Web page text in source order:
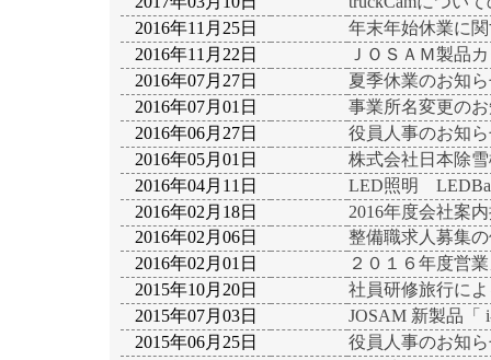
2016年11月25日
年末年始休業に
2016年11月22日
ＪＯＳＡＭ製品
2016年07月27日
夏季休業のお知
2016年07月01日
事業所名変更の
2016年06月27日
役員人事のお知
2016年05月01日
株式会社日本除
2016年04月11日
LED照明
2016年02月18日
2016年度会社案
2016年02月06日
整備職求人募集
2016年02月01日
２０１６年度営
2015年10月20日
社員研修旅行に
2015年07月03日
JOSAM 新製品「
2015年06月25日
役員人事のお知